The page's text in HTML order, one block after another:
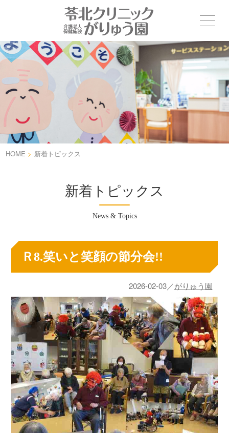
HOME > 新着トピックス
新着トピックス
News & Topics
Ｒ8.笑いと笑顔の節分会!!
2026-02-03／がりゅう園